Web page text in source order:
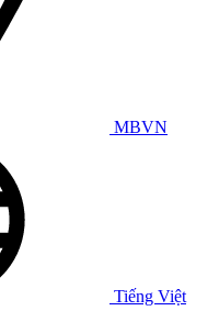
MBVN
Tiếng Việt